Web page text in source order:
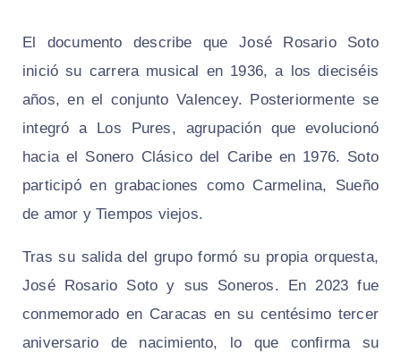
El documento describe que José Rosario Soto
inició su carrera musical en 1936, a los dieciséis
años, en el conjunto Valencey. Posteriormente se
integró a Los Pures, agrupación que evolucionó
hacia el Sonero Clásico del Caribe en 1976. Soto
participó en grabaciones como Carmelina, Sueño
de amor y Tiempos viejos.
Tras su salida del grupo formó su propia orquesta,
José Rosario Soto y sus Soneros. En 2023 fue
conmemorado en Caracas en su centésimo tercer
aniversario de nacimiento, lo que confirma su